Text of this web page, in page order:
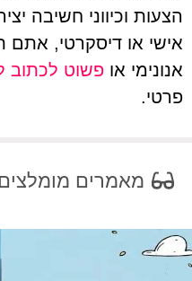
הצעות וכיווני חשיבה
אישי או דיסקרטי, אתם
אנונימי או פשוט לכתוב
פרטי.
מאמרים